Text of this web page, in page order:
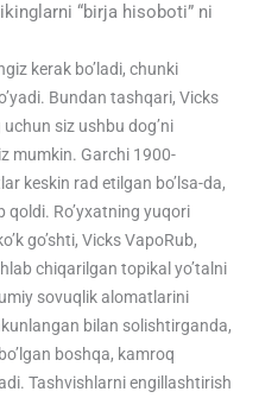
“birja hisoboti” ni
kerak bo’ladi, chunki
Bundan tashqari, Vicks
siz ushbu dog’ni
mumkin. Garchi 1900-
keskin rad etilgan bo’lsa-da,
qoldi. Ro’yxatning yuqori
go’shti, Vicks VapoRub,
chiqarilgan topikal yo’talni
sovuqlik alomatlarini
bilan solishtirganda,
boshqa, kamroq
Tashvishlarni engillashtirish